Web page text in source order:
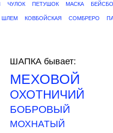
ЧУЛОК ПЕТУШОК МАСКА
ШЛЕМ КОВБОЙСКАЯ СОМБРЕРО
ШАПКА бывает:
МЕХОВОЙ
ОХОТНИЧИЙ
БОБРОВЫЙ
МОХНАТЫЙ